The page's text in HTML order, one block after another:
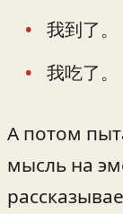
我到了。
我吃了。
А потом
мысль на